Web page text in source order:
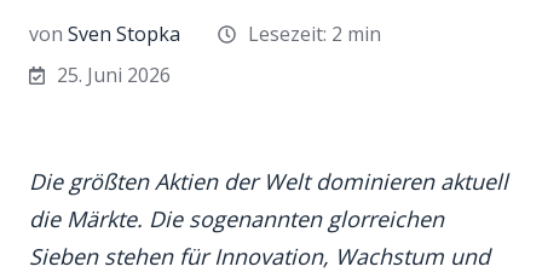
von Sven Stopka
Lesezeit: 2 min
25. Juni 2026
Die größten Aktien der Welt dominieren aktuell
die Märkte. Die sogenannten glorreichen
Sieben stehen für Innovation, Wachstum und